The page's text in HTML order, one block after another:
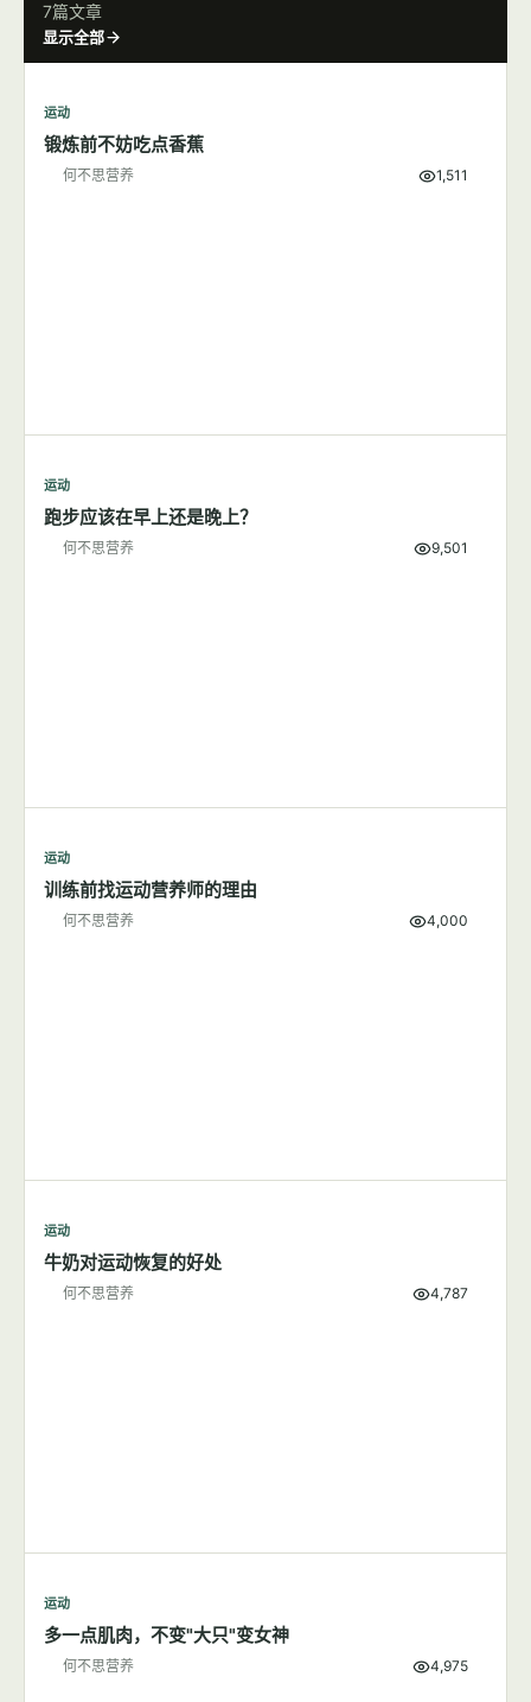
7篇文章
显示全部
运动
锻炼前不妨吃点香蕉
何不思营养 1,511
运动
跑步应该在早上还是晚上？
何不思营养 9,501
运动
训练前找运动营养师的理由
何不思营养 4,000
运动
牛奶对运动恢复的好处
何不思营养 4,787
运动
多一点肌肉，不变"大只"变女神
何不思营养 4,975